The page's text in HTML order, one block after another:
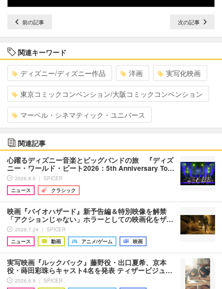
前の記事 次の記事
関連キーワード
ディズニー/ディズニー作品 洋画 実写化映画
東京コミックコンベンション/大阪コミックコンベンション
マーベル・シネマティック・ユニバース
関連記事
心躍るディズニー音楽とビッグバンドの旅 『ディズ
ニー・ワールド・ビート2026：5th Anniversary To…
2026.8.5 ｜ SPICER
ニュース
クラシック
映画『バイオハザード』新予告編＆特別映像を解禁
「アクションじゃない」ホラーとしての映画化をザ…
2026.7.24 ｜ SPICER
ニュース
動画 アニメ/ゲーム 映画
実写映画『ルックバック』藤野役・出口夏希、京本
役・蒔田彩珠らキャスト4名を発表 ティザービジュ…
2026.6.9 ｜ SPICER